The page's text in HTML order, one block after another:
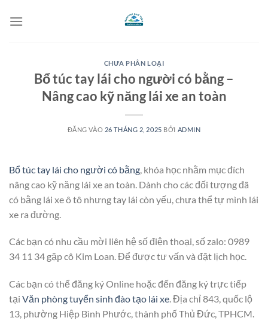
qua
CHƯA PHÂN LOẠI
Bổ túc tay lái cho người có bằng –
Nâng cao kỹ năng lái xe an toàn
ĐĂNG VÀO 26 THÁNG 2, 2025 BỞI ADMIN
Bổ túc tay lái cho người có bằng , khóa học nhằm mục đích
nâng cao kỹ năng lái xe an toàn. Dành cho các đối tượng đã
có bằng lái xe ô tô nhưng tay lái còn yếu, chưa thể tự mình lái
xe ra đường.
Các bạn có nhu cầu mời liên hệ số điện thoại, số zalo: 0989
34 11 34 gặp cô Kim Loan. Để được tư vấn và đặt lịch học.
Các bạn có thể đăng ký Online hoặc đến đăng ký trực tiếp
tại Văn phòng tuyển sinh đào tạo lái xe. Địa chỉ 843, quốc lộ
13, phường Hiệp Bình Phước, thành phố Thủ Đức, TPHCM.